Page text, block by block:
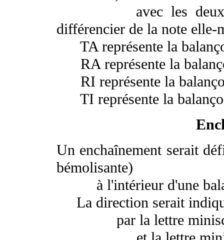
avec les deux
différencier de la note elle-
TA représente la
RA représente la
RI représente la
TI représente la
Un enchaînement serait
bémolisante)
à l'intérieur d'une
La direction serait
par la lettre